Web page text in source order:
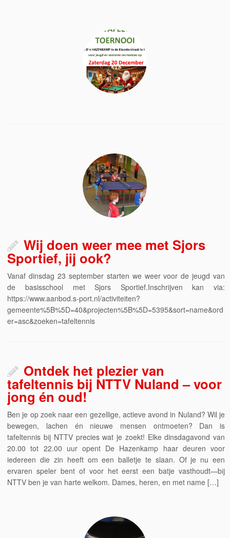
Wij doen weer mee met Sjors
Sportief, jij ook?
Vanaf dinsdag 23 september starten we weer voor de jeugd van
de basisschool met Sjors Sportief.Inschrijven kan via:
https://www.aanbod.s-port.nl/activiteiten?
gemeente%5B%5D=40&projecten%5B%5D=5395&sort=name&ord
er=asc&zoeken=tafeltennis
Ontdek het plezier van
tafeltennis bij NTTV Nuland – voor
jong én oud!
Ben je op zoek naar een gezellige, actieve avond in Nuland? Wil je
bewegen, lachen én nieuwe mensen ontmoeten? Dan is
tafeltennis bij NTTV precies wat je zoekt! Elke dinsdagavond van
20.00 tot 22.00 uur opent De Hazenkamp haar deuren voor
iedereen die zin heeft om een balletje te slaan. Of je nu een
ervaren speler bent of voor het eerst een batje vasthoudt—bij
NTTV ben je van harte welkom. Dames, heren, en met name […]